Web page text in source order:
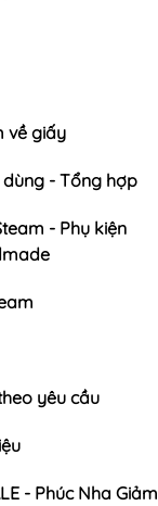
về giấy
- Tổng hợp
- Phụ kiện
yêu cầu
- Phúc Nha Giảm